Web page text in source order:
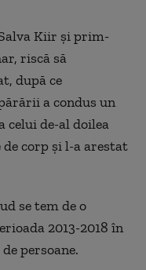
Kiir și prim-
riscă să
după ce
a condus un
celui de-al doilea
corp și l-a arestat
se tem de o
2013-2018 în
persoane.